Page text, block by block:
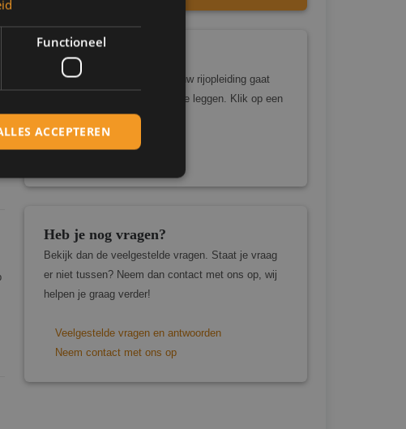
Tarieven
Wil je graag weten hoeveel jouw rijopleiding gaat
kosten? Dat is eenvoudig uit te leggen. Klik op een
link hieronder.
Heb je nog vragen?
Bekijk dan de veelgestelde vragen. Staat je vraag
er niet tussen? Neem dan contact met ons op, wij
helpen je graag verder!
Veelgestelde vragen en antwoorden
Neem contact met ons op
Functioneel
ACCEPTEREN
en
te onthouden. De
is noodzakelijk om correct
doeleinden die wordt